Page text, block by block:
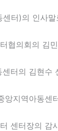
터)의 인사
협의회의 김
터의 김현수
앙지역아동
센터장의